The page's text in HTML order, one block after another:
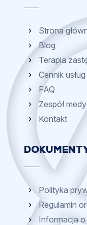
Strona
Blog
Terapia
Cennik usług
FAQ
Zespół
Kontakt
Polityka
Regulamin
Informacja